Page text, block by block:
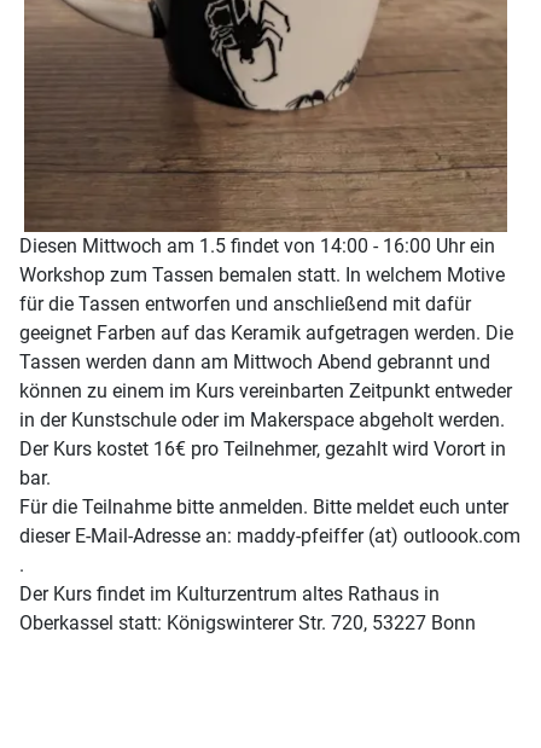
Diesen Mittwoch am 1.5 findet von 14:00 - 16:00 Uhr ein
Workshop zum Tassen bemalen statt. In welchem Motive
für die Tassen entworfen und anschließend mit dafür
geeignet Farben auf das Keramik aufgetragen werden. Die
Tassen werden dann am Mittwoch Abend gebrannt und
können zu einem im Kurs vereinbarten Zeitpunkt entweder
in der Kunstschule oder im Makerspace abgeholt werden.
Der Kurs kostet 16€ pro Teilnehmer, gezahlt wird Vorort in
bar.
Für die Teilnahme bitte anmelden. Bitte meldet euch unter
dieser E-Mail-Adresse an: maddy-pfeiffer (at) outloook.com
.
Der Kurs findet im Kulturzentrum altes Rathaus in
Oberkassel statt: Königswinterer Str. 720, 53227 Bonn